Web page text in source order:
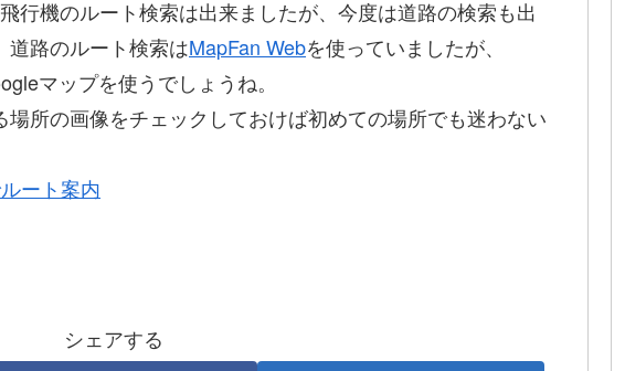
行機のルート検索は出来ましたが、今度は道路の検索も出
道路のルート検索はMapFan Webを使っていましたが、
マップを使うでしょうね。
所の画像をチェックしておけば初めての場所でも迷わない
ート案内
シェアする